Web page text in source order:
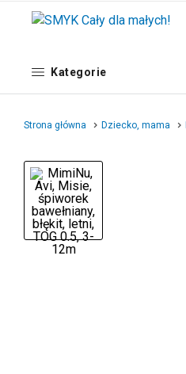
Kategorie
Strona główna Dziecko, mama